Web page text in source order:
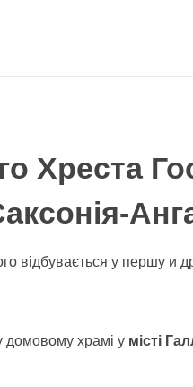
Хреста
відбувається у першу и
домовому храмі у місті